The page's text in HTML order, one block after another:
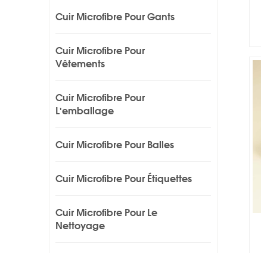
Cuir Microfibre Pour Gants
Cuir Microfibre Pour
Vêtements
Cuir Microfibre Pour
L'emballage
Cuir Microfibre Pour Balles
Cuir Microfibre Pour Étiquettes
Cuir Microfibre Pour Le
Nettoyage